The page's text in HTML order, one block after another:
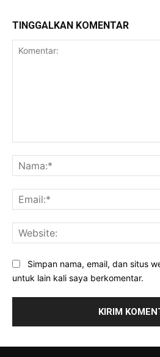
TINGGALKAN KOMENTAR
Simpan nama, email, dan situs
untuk lain kali saya berkomentar.